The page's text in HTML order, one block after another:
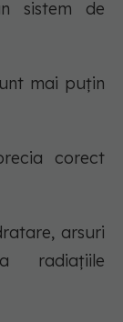
sistem de
mai puțin
corect
arsuri
radiațiile